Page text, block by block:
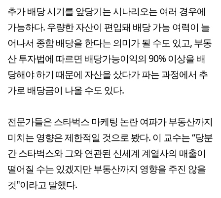
추가 배당 시기를 앞당기는 시나리오는 여러 경우에
가능하다. 우량한 자산이 편입돼 배당 가능 여력이 늘
어나서 종합 배당을 한다는 의미가 될 수도 있고, 부동
산 투자법에 따르면 배당가능이익의 90% 이상을 배
당해야 하기 때문에 자산을 샀다가 파는 과정에서 추
가로 배당금이 나올 수도 있다.
전문가들은 스타벅스 마케팅 논란 여파가 부동산까지
미치는 영향은 제한적일 것으로 봤다. 이 교수는 “당분
간 스타벅스와 그와 연관된 신세계 계열사의 매출이
떨어질 수는 있겠지만 부동산까지 영향을 주진 않을
것"이라고 말했다.